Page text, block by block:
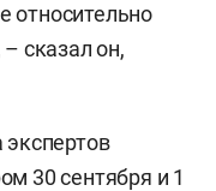
относительно
сказал он,
экспертов
30 сентября и 1